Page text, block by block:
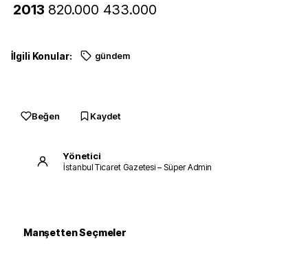
2013 820.000 433.000
2015834.000473.000
İlgili Konular: gündem
Beğen Kaydet
Yönetici
İstanbul Ticaret Gazetesi – Süper Admin
Manşetten Seçmeler